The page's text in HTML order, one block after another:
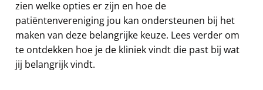
zien welke opties er zijn en hoe de
patiëntenvereniging jou kan ondersteunen bij het
maken van deze belangrijke keuze. Lees verder om
te ontdekken hoe je de kliniek vindt die past bij wat
jij belangrijk vindt.